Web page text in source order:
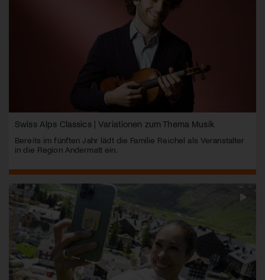
Swiss Alps Classics | Variationen zum Thema Musik
Bereits im fünften Jahr lädt die Familie Reichel als Veranstalter
in die Region Andermatt ein.